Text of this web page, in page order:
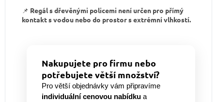
📌 Regál s dřevěnými policemi není určen pro přímý
kontakt s vodou nebo do prostor s extrémní vlhkostí.
Nakupujete pro firmu nebo
potřebujete větší množství?
Pro větší objednávky vám připravíme
individuální cenovou nabídku a